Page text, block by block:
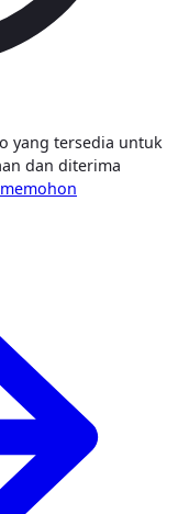
yang tersedia untuk
dan diterima